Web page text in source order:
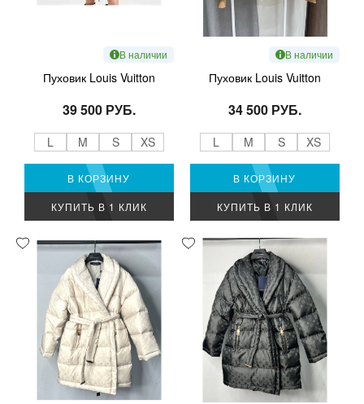
В наличии
Пуховик Louis Vuitton
39 500 РУБ.
L M S XS
В КОРЗИНУ
КУПИТЬ В 1 КЛИК
В наличии
Пуховик Louis Vuitton
34 500 РУБ.
L M S XS
В КОРЗИНУ
КУПИТЬ В 1 КЛИК